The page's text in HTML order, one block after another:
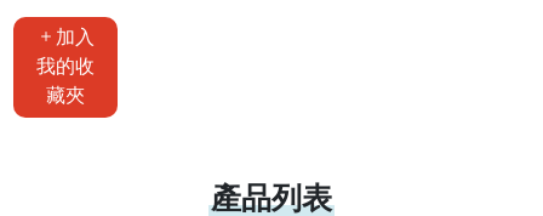
加入
我的收
藏夾
產品列表